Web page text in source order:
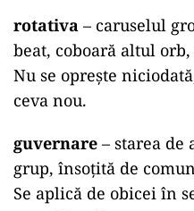
rotativa – caruselul
beat, coboară altul
Nu se oprește
ceva nou.
guvernare – starea de
grup, însoțită de
Se aplică de obicei în